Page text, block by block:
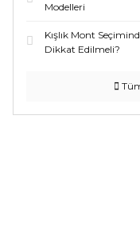
Modelleri
Kışlık Mont
Dikkat Edilmeli?